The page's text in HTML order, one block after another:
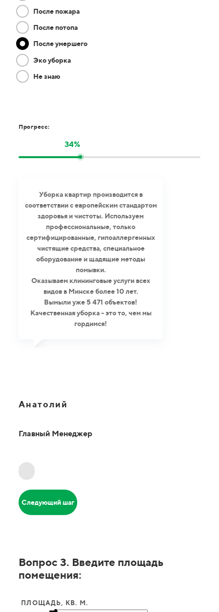
После пожара
После потопа
После умершего
Эко уборка
Не знаю
Прогресс:
34%
Уборка квартир производится в
соответствии с европейским стандартом
здоровья и чистоты. Используем
профессиональные, только
сертифицированные, гипоаллергенных
чистящие средства, специальное
оборудование и щадящие методы
помывки.
Оказываем клининговые услуги всех
видов в Минске более 10 лет.
Вымыли уже 5 471 объектов!
Качественная уборка - это то, чем мы
гордимся!
Анатолий
Главный Менеджер
Следующий шаг
Вопрос 3. Введите площадь
помещения:
ПЛОЩАДЬ, КВ. М.